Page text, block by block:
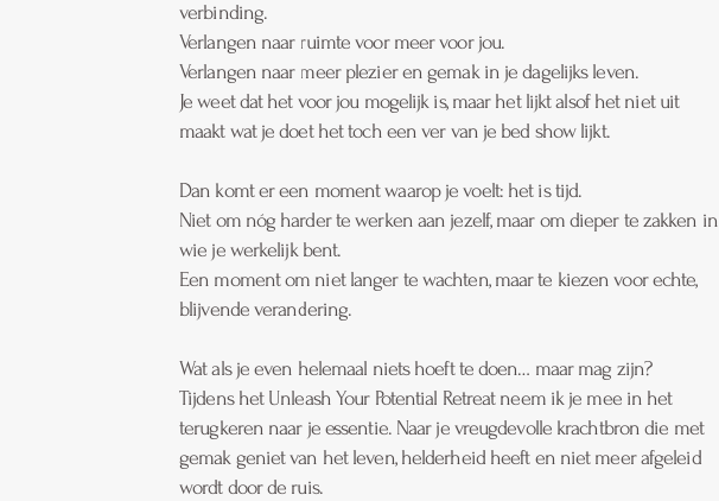
verbinding.
Verlangen naar ruimte voor meer voor jou.
Verlangen naar meer plezier en gemak in je dagelijks leven.
Je weet dat het voor jou mogelijk is, maar het lijkt alsof het niet uit
maakt wat je doet het toch een ver van je bed show lijkt.
Dan komt er een moment waarop je voelt: het is tijd.
Niet om nóg harder te werken aan jezelf, maar om dieper te zakken in
wie je werkelijk bent.
Een moment om niet langer te wachten, maar te kiezen voor echte,
blijvende verandering.
Wat als je even helemaal niets hoeft te doen… maar mag zijn?
Tijdens het Unleash Your Potential Retreat neem ik je mee in het
terugkeren naar je essentie. Naar je vreugdevolle krachtbron die met
gemak geniet van het leven, helderheid heeft en niet meer afgeleid
wordt door de ruis.